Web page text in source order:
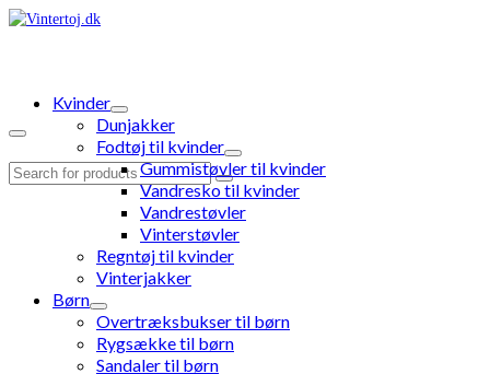
Search
Kvinder
Dunjakker
Fodtøj til kvinder
Gummistøvler til kvinder
Vandresko til kvinder
Vandrestøvler
Vinterstøvler
Regntøj til kvinder
Vinterjakker
Børn
Overtræksbukser til børn
Rygsække til børn
Sandaler til børn